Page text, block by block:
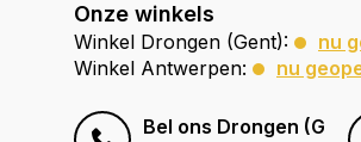
Onze winkels
Winkel Drongen (Gent):
nu
Winkel Antwerpen:
nu
Bel ons Drongen (Gent)